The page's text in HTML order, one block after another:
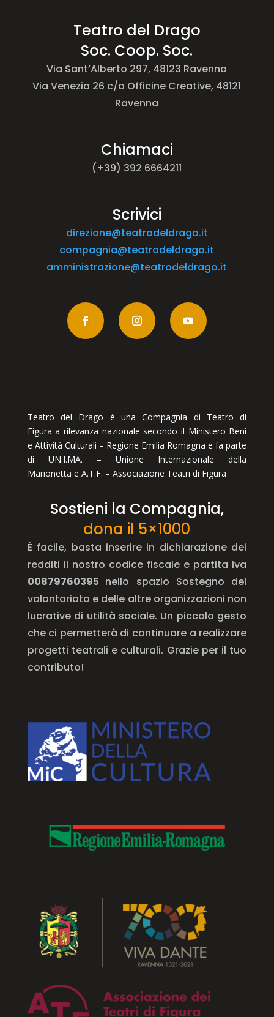
Teatro del Drago
Soc. Coop. Soc.
Via Sant’Alberto 297, 48123 Ravenna
Via Venezia 26 c/o Officine Creative, 48121
Ravenna
Chiamaci
(+39) 392 6664211
Scrivici
direzione@teatrodeldrago.it
compagnia@teatrodeldrago.it
amministrazione@teatrodeldrago.it
Teatro del Drago è una Compagnia di Teatro di
Figura a rilevanza nazionale secondo il Ministero Beni
e Attività Culturali – Regione Emilia Romagna e fa parte
di UN.I.MA. – Unione Internazionale della
Marionetta e A.T.F. – Associazione Teatri di Figura
Sostieni la Compagnia,
dona il 5×1000
È facile, basta inserire in dichiarazione dei
redditi il nostro codice fiscale e partita iva
00879760395 nello spazio Sostegno del
volontariato e delle altre organizzazioni non
lucrative di utilità sociale. Un piccolo gesto
che ci permetterà di continuare a realizzare
progetti teatrali e culturali. Grazie per il tuo
contributo!